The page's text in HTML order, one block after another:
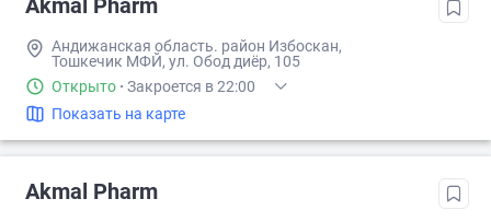
Akmal Pharm
Андижанская область. район Избоскан,
Тошкечик МФЙ, ул. Обод диёр, 105
Открыто · Закроется в 22:00
Показать на карте
Akmal Pharm